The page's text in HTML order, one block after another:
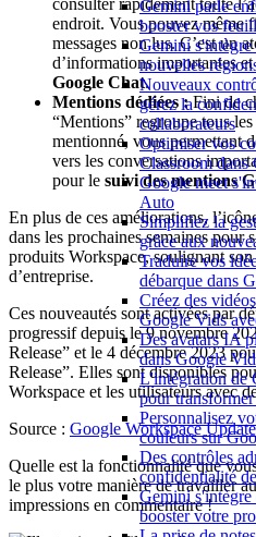
Gemini parle
booster vos
Gemini s'intègre
nouvelles
Nouveaux
gérez la
collaborateurs
Optimiser vos
Classroom dans
Google meet
Auto
Simplifiez la
grâce aux
Traduire vos
débarque dans
Créez des
Google Vids
Des avatars IA
dans Google
L'intégration de
pour
Personnalisez
couleurs sur
Des contrôles
confidentialité
Gemini s'intègre
booster votre
endroit. Vous pouvez même
messages non lus. C’est un
d’informations importantes
Google Chat.
Mentions dédiées :Fini de
“Mentions” regroupe tous
mentionné, vous permettant
vers les conversations
pour le suivi des mentions
En plus de ces améliorations,
dans les prochaines semaines pour
produits Workspace, soulignant
d’entreprise.
Ces nouveautés sont activées par
progressif depuis le 9 novembre
Release” et le 4 décembre 2023
Release”. Elles sont disponibles
Workspace et les utilisateurs avec
Source : Google Workspace
Quelle est la fonctionnalité que
le plus votre manière de travailler
impressions en commentaire !